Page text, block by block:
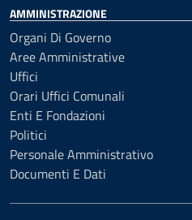
AMMINISTRAZIONE
Organi Di Governo
Aree Amministrative
Uffici
Orari Uffici Comunali
Enti E Fondazioni
Politici
Personale Amministrativo
Documenti E Dati